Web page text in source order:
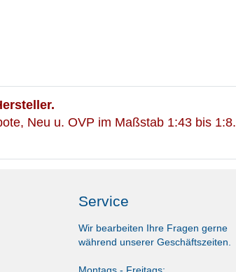
Neu u. OVP im Maßstab 1:43 bis 1:8.
Service
Wir bearbeiten Ihre Fragen gerne
während unserer Geschäftszeiten.